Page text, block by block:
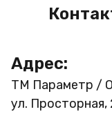
Адрес:
ТМ Параметр /
ул. Просторная,